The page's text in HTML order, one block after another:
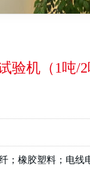
验机（1吨/2
；橡胶塑料；电线